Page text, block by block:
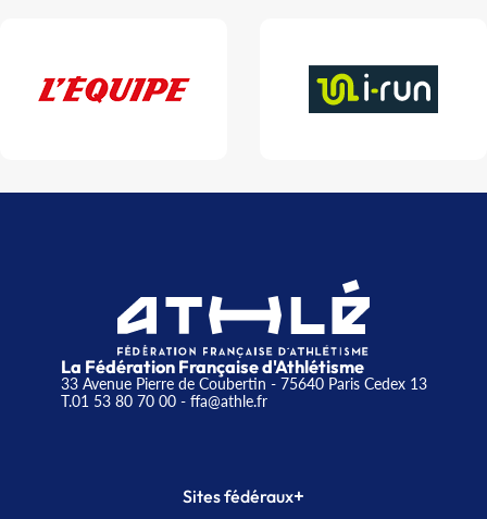
La Fédération Française d'Athlétisme
33 Avenue Pierre de Coubertin - 75640 Paris Cedex 13
T.01 53 80 70 00- ffa@athle.fr
Sites fédéraux+